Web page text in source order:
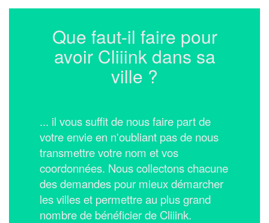
Que faut-il faire pour
avoir Cliiink dans sa
ville ?
... il vous suffit de nous faire part de
votre envie en n'oubliant pas de nous
transmettre votre nom et vos
coordonnées. Nous collectons chacune
des demandes pour mieux démarcher
les villes et permettre au plus grand
nombre de bénéficier de Cliiink.